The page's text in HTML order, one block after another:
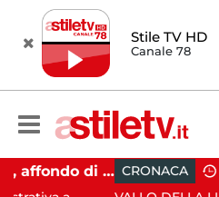
Stile TV HD
Canale 78
Capaccio Paestum, affondo di Forza Italia: "Paolino è arrivato al capolinea" CRONACA 15:36